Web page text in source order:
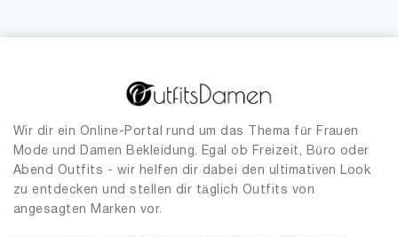
Wir dir ein Online-Portal rund um das Thema für Frauen
Mode und Damen Bekleidung. Egal ob Freizeit, Büro oder
Abend Outfits - wir helfen dir dabei den ultimativen Look
zu entdecken und stellen dir täglich Outfits von
angesagten Marken vor.